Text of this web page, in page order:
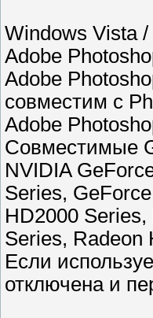
Windows Vista /
Adobe
Adobe
совместим с
Adobe
Совместимые
NVIDIA
Series,
HD2000
Series, Radeon
Если
отключена и